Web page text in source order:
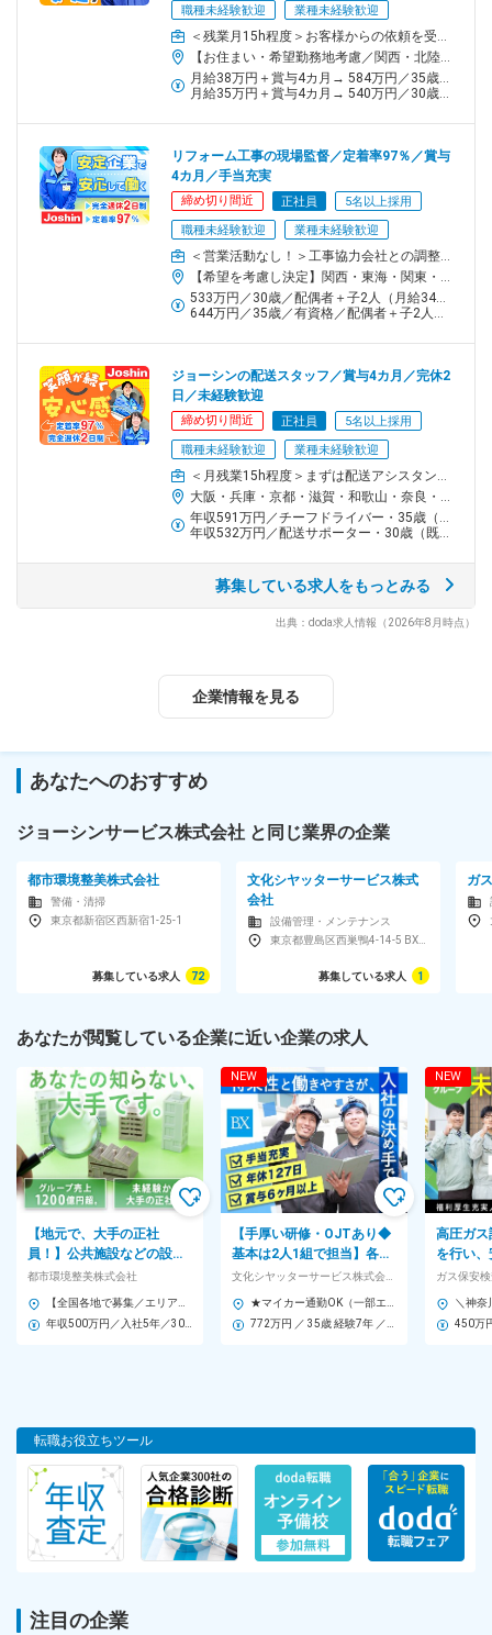
動作確認後お客様からサインを頂き、修理完了！
＼ 安心ポイント！ ／
◆手厚い研修
￣￣￣￣￣
・座学や実践で、機器や修理方法を学ぶ機会を設けています。
・先輩社員に同行するOJT期間あり！
◆いつでもアクセスできる豊富な情報
・メーカー資料や必要部品、過去の修理事例など情報量豊富。
・型番、エラーコードなどですぐに調べられて、使い勝手◎
・出先からも閲覧可能です！
・現場で解決が難しいときに電話をかけると、経験豊富な先輩社
員から的確なアドバイスを受けられます。
・職場のメンバー同士での情報共有も盛んで、皆で技術を高め合
える風土です。ジョーシンのコールセンターにご依頼のあった生
活家電、AV家電の修理やメンテナンス、商品説明を担当いただき
◎何かあれば上司や先輩社員がすぐに相談に乗ってくれる、働き
やすい環境です。
★お仕事動画も公開中！★
https://www.joshin.co.jp/j-service/recruit/employee/index.html
対象となる方
【学歴不問／未経験可／人柄採用】丁寧な対応ができる方※要普免
／経験者・年齢不問／未経験者・40歳以下
お持ちの経験に合わせて業務をお任せします。
・家電製品や空調などの修理業務経験（家電メーカーのサービス
・普通自動車免許
■未経験者
半年～1年半程度、家電製品の配達業務を行いながら家電の基礎を
学びます。（将来的には、適材適所で他の職種への配置転換もあ
りえます）
・40歳以下の方（年齢制限をする理由は下記参照）
・普通自動車免許
＼こんな方を歓迎します！／
◎地元密着で働きたい方
長期勤続によるキャリア形成を図る観点から、若年者等を期間の
定めのない労働契約の対象として募集・採用する場合
選考のポイント
※5名以上の採用を予定しています
【お住まい・希望勤務地考慮／関西・北陸圏／あなたの地元で働
職種未経験歓迎
業種未経験歓迎
＜残業月15h程度＞お客様からの依頼を受け、家電製品の訪問修理・メンテナンスを担当
【お住まい・希望勤務地考慮／関西・北陸圏／あなたの地元で働けます！】大阪府・兵庫県・京都府・滋賀県・奈良県・和歌山県・富山県の下記拠点より希望勤務地を考慮し、決定します。※担当エリアは配属先により異なります※原則、通勤は公共交通機関の利用となります※受動喫煙対策あり加古川SC ：加古川市野口町尼崎SC ：尼崎市次屋北大阪SC ：高槻市竹の内町京都SC ：京都市伏見区八尾SC ：八尾市南太子堂南大阪SC ：岸和田市上松町奈良SC ：天理市二階堂上ノ庄町富山SC :中新川郡立山町
月給38万円＋賞与4カ月→ 584万円／35歳／配偶者＋子2人
月給35万円＋賞与4カ月→ 540万円／30歳／配偶者＋子2人
リフォーム工事の現場監督／定着率97％／賞与
4カ月／手当充実
締め切り間近 正社員
5名以上採用
職種未経験歓迎
業種未経験歓迎
＜営業活動なし！＞工事協力会社との調整・アフターフォローなどリフォーム工事における現場監督業務
【希望を考慮し決定】関西・東海・関東・北信越の各サービスセンター【関西エリア】大阪／京都／兵庫／奈良／和歌山／滋賀【関西以外のエリア】東京／神奈川／埼玉／千葉／愛知／三重／新潟／富山／石川※敷地内全面禁煙
533万円／30歳／配偶者＋子2人（月給34万円＋賞与4カ月分）
644万円／35歳／有資格／配偶者＋子2人（月給43万円＋賞与4カ月分）
ジョーシンの配送スタッフ／賞与4カ月／完休2
日／未経験歓迎
締め切り間近 正社員
5名以上採用
職種未経験歓迎
業種未経験歓迎
＜月残業15h程度＞まずは配送アシスタントからスタート！家電製品の配送～設置を担当
大阪・兵庫・京都・滋賀・和歌山・奈良・千葉・富山の各サービスセンター※希望を考慮し、決定します。※受動喫煙防止対策：屋内全面禁煙
年収591万円／チーフドライバー・35歳（既婚・子2人）
年収532万円／配送サポーター・30歳（既婚・子2人）
募集している求人をもっとみる
出典：doda求人情報（2026年8月時点）
企業情報を見る
あなたへのおすすめ
ジョーシンサービス株式会社 と同じ業界の企業
都市環境整美株式会社
警備・清掃
東京都新宿区西新宿1-25-1
募集している求人 72
文化シヤッターサービス株式
会社
設備管理・メンテナンス
募集している求人 1
ガ
あなたが閲覧している企業に近い企業の求人
【地元で、大手の正社
員！】公共施設などの設備
を、チェックシートに沿っ
て点検・確認する仕事で
す。
都市環境整美株式会社
NEW
【手厚い研修・OJTあり◆
基本は2人1組で担当】各種
シャッター、防火設備のメ
ンテナンスをお任せします
NEW
高圧ガス
を行い
る状態
事。先
べる
450万
転職お役立ちツール
注目の企業